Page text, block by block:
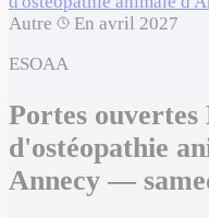
Autre
En avril 2027
ESOAA
Portes ouvertes
d'ostéopathie
Annecy —